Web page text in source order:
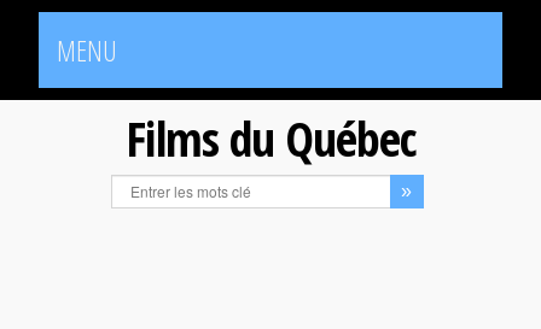
MENU
Films du Québec